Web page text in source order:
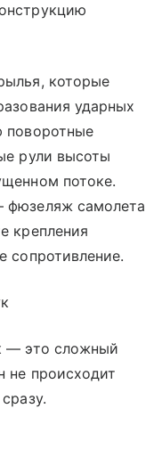
которые
ударных
поворотные
рули высоты
потоке.
фюзеляж самолета
крепления
сопротивление.
— это сложный
не происходит